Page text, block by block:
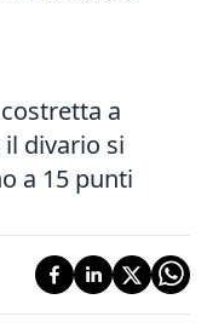
a
divario si
a 15 punti